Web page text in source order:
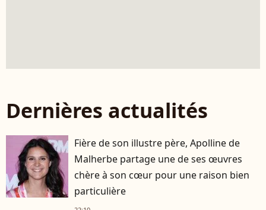
Dernières actualités
Fière de son illustre père, Apolline de
Malherbe partage une de ses œuvres
chère à son cœur pour une raison bien
particulière